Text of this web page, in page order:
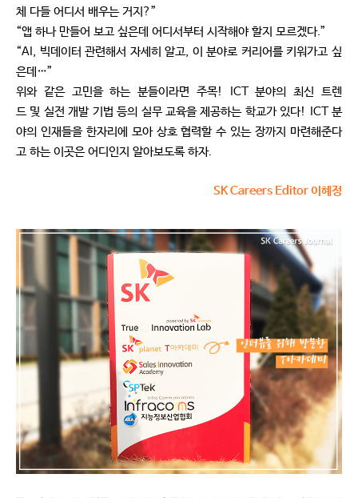
체 다들 어디서 배우는 거지?”
“앱 하나 만들어 보고 싶은데 어디서부터 시작해야 할지 모르겠다.”
“AI, 빅데이터 관련해서 자세히 알고, 이 분야로 커리어를 키워가고 싶
은데…”
위와 같은 고민을 하는 분들이라면 주목! ICT 분야의 최신 트렌
드 및 실전 개발 기법 등의 실무 교육을 제공하는 학교가 있다! ICT 분
야의 인재들을 한자리에 모아 상호 협력할 수 있는 장까지 마련해준다
고 하는 이곳은 어디인지 알아보도록 하자.
SK Careers Editor 이혜정